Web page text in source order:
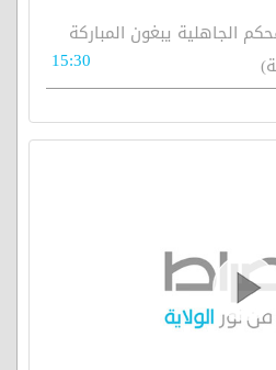
775 - آية أفحكم الجاهلية يبغون المباركة
15:30